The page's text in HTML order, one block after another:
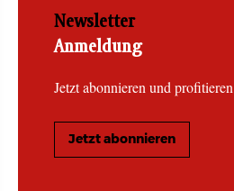
Newsletter
Anmeldung
Jetzt abonnieren und profitieren
Jetzt abonnieren